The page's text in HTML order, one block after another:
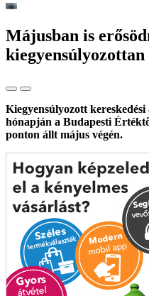
Májusban is
Kiegyensúlyozott
hónapján a Budapesti
ponton állt május végén.